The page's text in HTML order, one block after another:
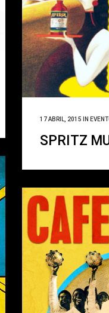
17 ABRIL, 2015 IN
SPRITZ